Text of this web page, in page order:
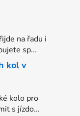
na řadu i
sp...
kol v
kolo pro
s jízdo...